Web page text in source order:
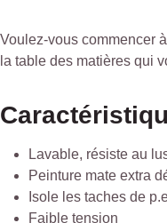
Voulez-vous commencer
la table des matières qui
Lavable, résiste au
Peinture mate extra
Isole les taches de
Faible tension